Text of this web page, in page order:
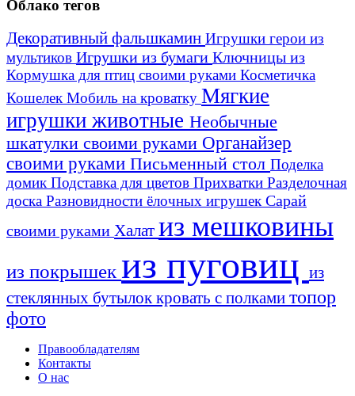
Облако тегов
Декоративный фальшкамин Игрушки герои из
мультиков Игрушки из бумаги Ключницы из
Кормушка для птиц своими руками Косметичка
КошелекМобиль на кроватку Мягкие
игрушки животные Необычные
шкатулки своими руками Органайзер
своими руками Письменный стол Поделка
домикПодставка для цветов Прихватки Разделочная
доска Разновидности ёлочных игрушекСарай
своими руками Халат из мешковины
из покрышек из пуговиц из
стеклянных бутылоккровать с полками топор
фото
Правообладателям
Контакты
О нас